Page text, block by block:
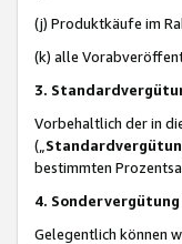
(j) Produktkäufe im
(k) alle
3.
Vorbehaltlich der in
(„
bestimmten
4.
Gelegentlich können